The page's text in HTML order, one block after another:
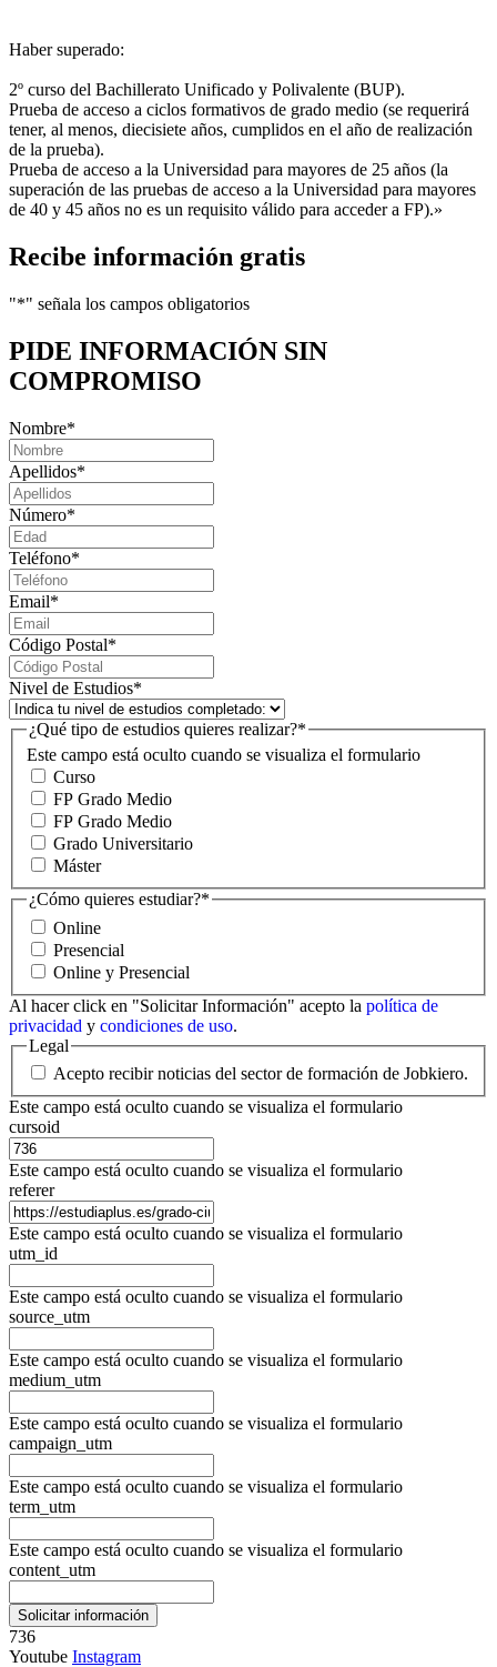
Haber superado:
2º curso del Bachillerato Unificado y Polivalente (BUP).
Prueba de acceso a ciclos formativos de grado medio (se requerirá
tener, al menos, diecisiete años, cumplidos en el año de realización
de la prueba).
Prueba de acceso a la Universidad para mayores de 25 años (la
superación de las pruebas de acceso a la Universidad para mayores
de 40 y 45 años no es un requisito válido para acceder a FP).»
Recibe información gratis
"*" señala los campos obligatorios
PIDE INFORMACIÓN SIN
COMPROMISO
Nombre*
Apellidos*
Número*
Teléfono*
Email*
Código Postal*
Nivel de Estudios*
Este campo está oculto cuando se visualiza el formulario
¿Qué tipo de estudios quieres realizar?*
Curso
FP Grado Medio
FP Grado Medio
Grado Universitario
Máster
¿Cómo quieres estudiar?*
Online
Presencial
Online y Presencial
Al hacer click en "Solicitar Información" acepto la política de
privacidad y condiciones de uso.
Legal
Acepto recibir noticias del sector de formación de Jobkiero.
Este campo está oculto cuando se visualiza el formulario
cursoid
Este campo está oculto cuando se visualiza el formulario
referer
Este campo está oculto cuando se visualiza el formulario
utm_id
Este campo está oculto cuando se visualiza el formulario
source_utm
Este campo está oculto cuando se visualiza el formulario
medium_utm
Este campo está oculto cuando se visualiza el formulario
campaign_utm
Este campo está oculto cuando se visualiza el formulario
term_utm
Este campo está oculto cuando se visualiza el formulario
content_utm
736
Youtube Instagram